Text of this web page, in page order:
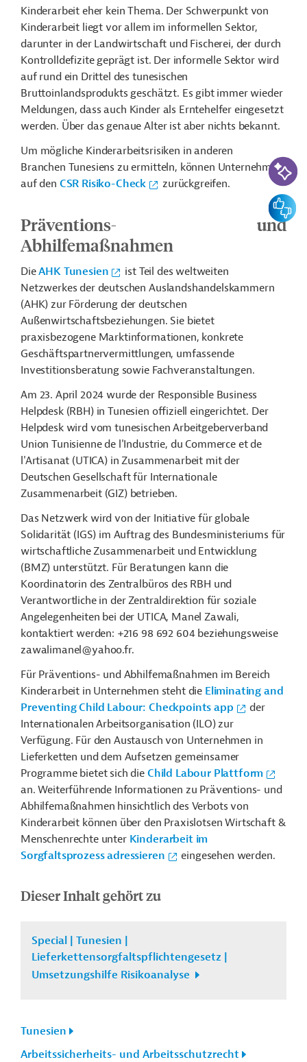
Kinderarbeit eher kein Thema. Der Schwerpunkt von
Kinderarbeit liegt vor allem im informellen Sektor,
darunter in der Landwirtschaft und Fischerei, der durch
Kontrolldefizite geprägt ist. Der informelle Sektor wird
auf rund ein Drittel des tunesischen
Bruttoinlandsprodukts geschätzt. Es gibt immer wieder
Meldungen, dass auch Kinder als Erntehelfer eingesetzt
werden. Über das genaue Alter ist aber nichts bekannt.
Um mögliche Kinderarbeitsrisiken in anderen
Branchen Tunesiens zu ermitteln, können Unternehmen
auf den CSR Risiko-Check zurückgreifen.
Präventions- und
Abhilfemaßnahmen
DieAHK Tunesien
ist Teil des weltweiten
Netzwerkes der deutschen Auslandshandelskammern
(AHK) zur Förderung der deutschen
Außenwirtschaftsbeziehungen. Sie bietet
praxisbezogene Marktinformationen, konkrete
Geschäftspartnervermittlungen, umfassende
Investitionsberatung sowie Fachveranstaltungen.
Am 23. April 2024 wurde der Responsible Business
Helpdesk (RBH) in Tunesien offiziell eingerichtet. Der
Helpdesk wird vom tunesischen Arbeitgeberverband
Union Tunisienne de l'Industrie, du Commerce et de
l'Artisanat (UTICA) in Zusammenarbeit mit der
Deutschen Gesellschaft für Internationale
Zusammenarbeit (GIZ) betrieben.
Das Netzwerk wird von der Initiative für globale
Solidarität (IGS) im Auftrag des Bundesministeriums für
wirtschaftliche Zusammenarbeit und Entwicklung
(BMZ) unterstützt. Für Beratungen kann die
Koordinatorin des Zentralbüros des RBH und
Verantwortliche in der Zentraldirektion für soziale
Angelegenheiten bei der UTICA, Manel Zawali,
kontaktiert werden: +216 98 692 604 beziehungsweise
zawalimanel@yahoo.fr.
Für Präventions- und Abhilfemaßnahmen im Bereich
Kinderarbeit in Unternehmen steht die Eliminating and
Preventing Child Labour: Checkpoints app
der
Internationalen Arbeitsorganisation (ILO) zur
Verfügung. Für den Austausch von Unternehmen in
Lieferketten und dem Aufsetzen gemeinsamer
Programme bietet sich die Child Labour Plattform
an. Weiterführende Informationen zu Präventions- und
Abhilfemaßnahmen hinsichtlich des Verbots von
Kinderarbeit können über den Praxislotsen Wirtschaft &
Menschenrechte unter Kinderarbeit im
Sorgfaltsprozess adressieren
eingesehen werden.
Dieser Inhalt gehört zu
Special | Tunesien |
Lieferkettensorgfaltspflichtengesetz |
Umsetzungshilfe Risikoanalyse
Tunesien
Arbeitssicherheits- und Arbeitsschutzrecht
KI-